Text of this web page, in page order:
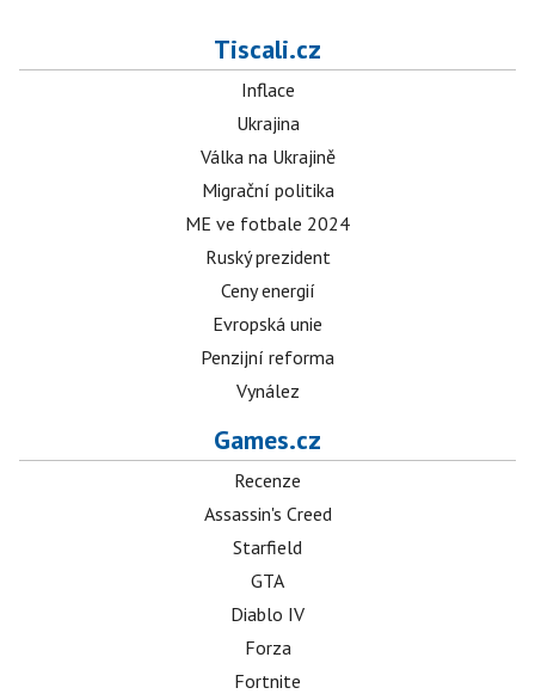
Tiscali.cz
Inflace
Ukrajina
Válka na Ukrajině
Migrační politika
ME ve fotbale 2024
Ruský prezident
Ceny energií
Evropská unie
Penzijní reforma
Vynález
Games.cz
Recenze
Assassin's Creed
Starfield
GTA
Diablo IV
Forza
Fortnite